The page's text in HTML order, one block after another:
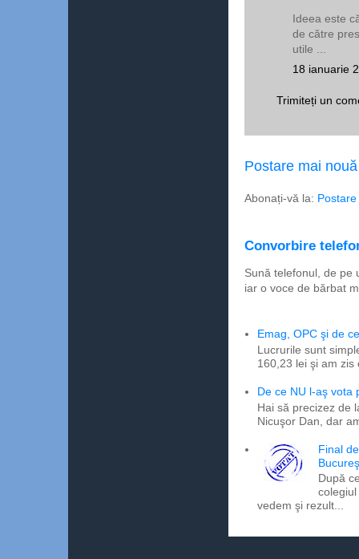
Ideea este
de către
utile ...
18 ianuarie
Trimiteți un
Postare mai nouă
Abonați-vă la:
Convorbire
Sună telefonul, de pe
iar o voce de bărbat
Emag, OPC şi de
Lucrurile sunt
160,23 lei şi am
De ce NU l-aş vota
Hai să precizez de
Nicuşor Dan, dar
Final
După
vedem şi rezult...